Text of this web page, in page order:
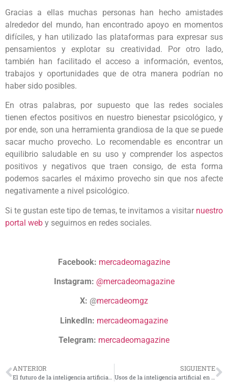
Gracias a ellas muchas personas han hecho amistades
alrededor del mundo, han encontrado apoyo en momentos
difíciles, y han utilizado las plataformas para expresar sus
pensamientos y explotar su creatividad. Por otro lado,
también han facilitado el acceso a información, eventos,
trabajos y oportunidades que de otra manera podrían no
haber sido posibles.
En otras palabras, por supuesto que las redes sociales
tienen efectos positivos en nuestro bienestar psicológico, y
por ende, son una herramienta grandiosa de la que se puede
sacar mucho provecho. Lo recomendable es encontrar un
equilibrio saludable en su uso y comprender los aspectos
positivos y negativos que traen consigo, de esta forma
podemos sacarles el máximo provecho sin que nos afecte
negativamente a nivel psicológico.
Si te gustan este tipo de temas, te invitamos a visitar nuestro
portal web y seguirnos en redes sociales.
Facebook: mercadeomagazine
Instagram: @mercadeomagazine
X: @mercadeomgz
LinkedIn: mercadeomagazine
Telegram: mercadeomagazine
ANTERIOR
El futuro de la inteligencia artificial: ¿debemos preocuparnos?
SIGUIENTE
Usos de la inteligencia artificial en los negocios